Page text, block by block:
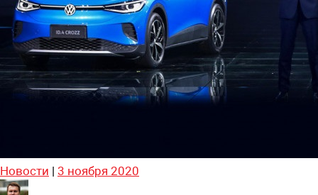
Новости | 3 ноября 2020